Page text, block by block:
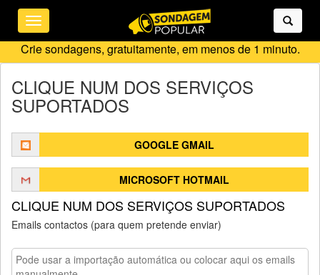
Toggle
navigation
Crie sondagens, gratuitamente, em menos de 1 minuto.
CLIQUE NUM DOS SERVIÇOS
SUPORTADOS
GOOGLE GMAIL
MICROSOFT HOTMAIL
CLIQUE NUM DOS SERVIÇOS SUPORTADOS
Emails contactos (para quem pretende enviar)